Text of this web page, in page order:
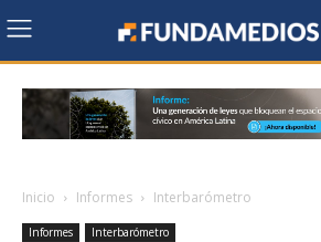
Inicio Informes Interbarómetro
Informes Interbarómetro